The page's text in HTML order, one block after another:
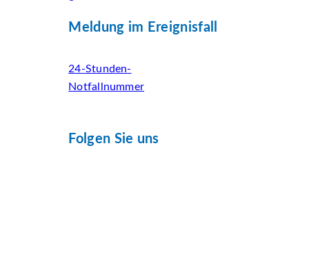
Meldung im Ereignisfall
24-Stunden-
Notfallnummer
Folgen Sie uns